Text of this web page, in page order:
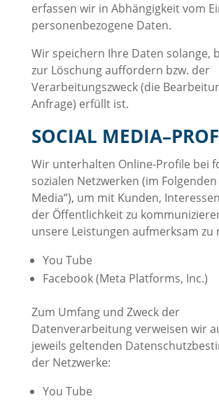
erfassen wir in Abhängigkeit vom
personenbezogene Daten.
Wir speichern Ihre Daten solange,
zur Löschung auffordern bzw. der
Verarbeitungszweck (die
Anfrage) erfüllt ist.
SOCIAL
Wir unterhalten Online-Profile bei
sozialen Netzwerken (im Folgenden
Media“), um mit Kunden,
der Öffentlichkeit zu
unsere Leistungen aufmerksam zu
You Tube
Facebook (Meta Platforms, Inc.)
Zum Umfang und Zweck der
Datenverarbeitung verweisen wir
jeweils geltenden
der Netzwerke:
You Tube